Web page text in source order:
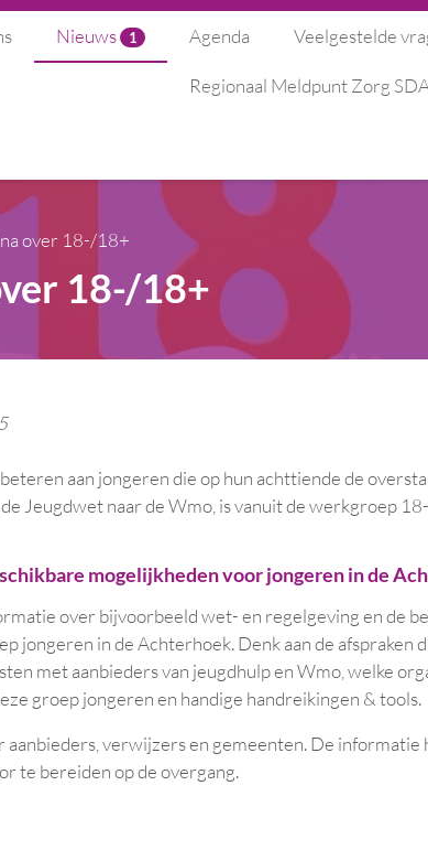
Nieuws 1 Agenda Veelgestelde
Regionaal Meldpunt Zorg
over 18-/18+
18-/18+
aan jongeren die op hun achttiende de
Jeugdwet naar de Wmo, is vanuit de werkgroep
mogelijkheden voor jongeren in de
over bijvoorbeeld wet- en regelgeving en de
jongeren in de Achterhoek. Denk aan de afspraken
met aanbieders van jeugdhulp en Wmo, welke
groep jongeren en handige handreikingen & tools.
aanbieders, verwijzers en gemeenten. De informatie
te bereiden op de overgang.